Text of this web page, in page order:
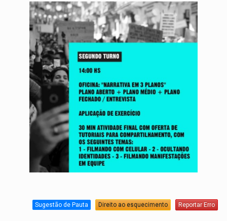
Sugestão de Pauta Direito ao esquecimento Reportar Erro